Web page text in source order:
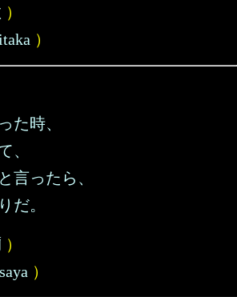
）
）
た時、
、
言ったら、
だ。
）
）